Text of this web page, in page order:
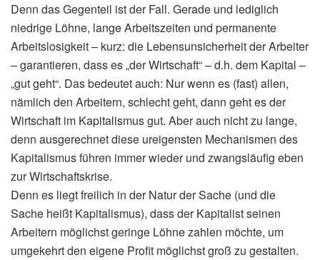
Denn das Gegenteil ist der Fall. Gerade und lediglich
niedrige Löhne, lange Arbeitszeiten und permanente
Arbeitslosigkeit – kurz: die Lebensunsicherheit der Arbeiter
– garantieren, dass es „der Wirtschaft“ – d.h. dem Kapital –
„gut geht“. Das bedeutet auch: Nur wenn es (fast) allen,
nämlich den Arbeitern, schlecht geht, dann geht es der
Wirtschaft im Kapitalismus gut. Aber auch nicht zu lange,
denn ausgerechnet diese ureigensten Mechanismen des
Kapitalismus führen immer wieder und zwangsläufig eben
zur Wirtschaftskrise.
Denn es liegt freilich in der Natur der Sache (und die
Sache heißt Kapitalismus), dass der Kapitalist seinen
Arbeitern möglichst geringe Löhne zahlen möchte, um
umgekehrt den eigene Profit möglichst groß zu gestalten.